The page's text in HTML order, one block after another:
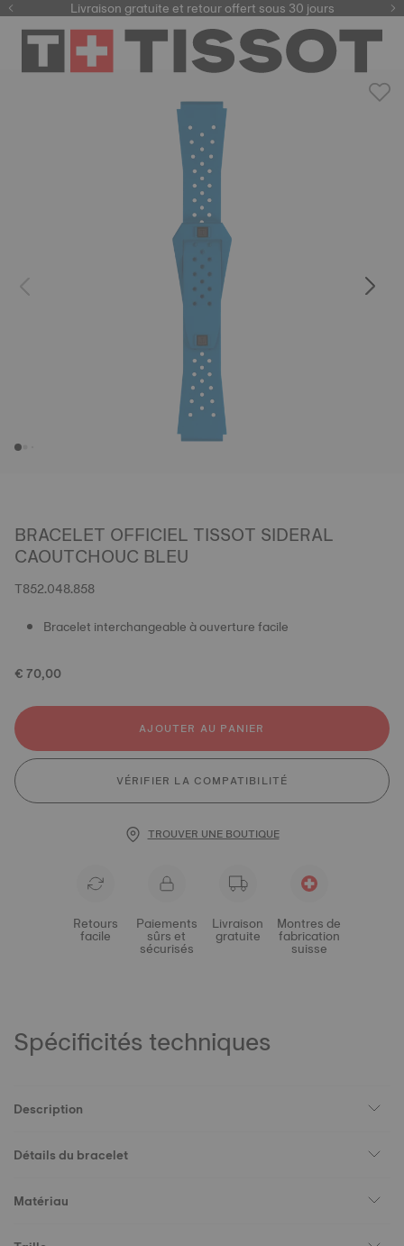
Livraison gratuite et retour offert sous 30 jours
BRACELET OFFICIEL TISSOT SIDERAL
CAOUTCHOUC BLEU
T852.048.858
Bracelet interchangeable à ouverture facile
€ 70,00
AJOUTER AU PANIER
VÉRIFIER LA COMPATIBILITÉ
TROUVER UNE BOUTIQUE
Retours
facile
Paiements
sûrs et
sécurisés
Livraison
gratuite
Montres de
fabrication
suisse
Spécificités techniques
Description
Détails du bracelet
Matériau